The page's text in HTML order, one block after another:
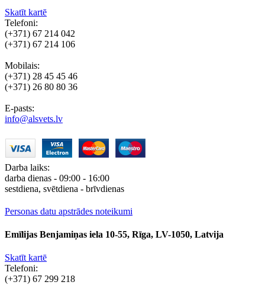
Skatīt kartē
Telefoni:
(+371) 67 214 042
(+371) 67 214 106
Mobilais:
(+371) 28 45 45 46
(+371) 26 80 80 36
E-pasts:
info@alsvets.lv
Darba laiks:
darba dienas - 09:00 - 16:00
sestdiena, svētdiena - brīvdienas
Personas datu apstrādes noteikumi
Emīlijas Benjamiņas iela 10-55, Rīga, LV-1050, Latvija
Skatīt kartē
Telefoni:
(+371) 67 299 218